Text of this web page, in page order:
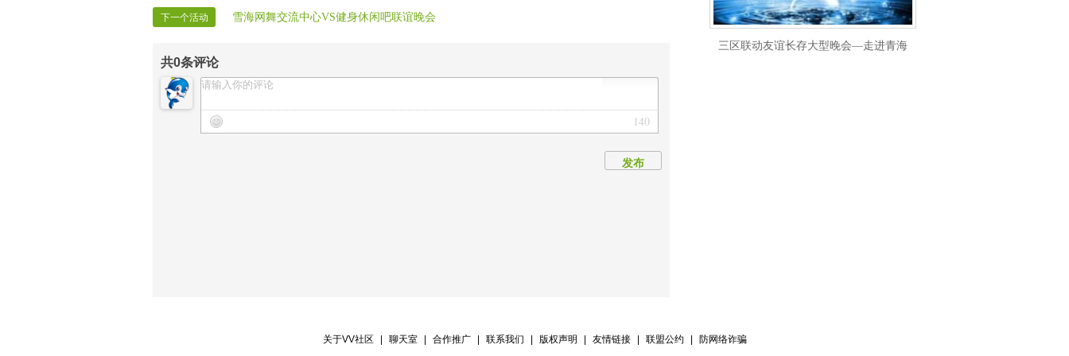
【晚会秩序】子弹
下一个活动 雪海网舞交流中心VS健身休闲吧联谊晚会
共0条评论
140
发布
三区联动友谊长存大型晚会—走进青海
关于VV社区 聊天室 合作推广 联系我们 版权声明 友情链接 联盟公约 防网络诈骗